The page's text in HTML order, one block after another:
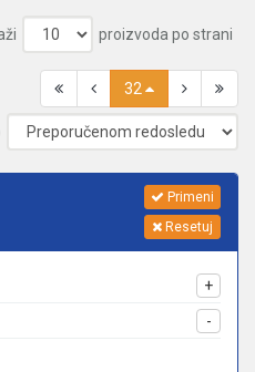
proizvoda po strani
32
Primeni
Resetuj
+
-